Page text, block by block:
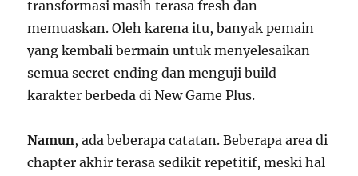
transformasi masih terasa fresh dan
memuaskan. Oleh karena itu, banyak pemain
yang kembali bermain untuk menyelesaikan
semua secret ending dan menguji build
karakter berbeda di New Game Plus.
Namun, ada beberapa catatan. Beberapa area di
chapter akhir terasa sedikit repetitif, meski hal